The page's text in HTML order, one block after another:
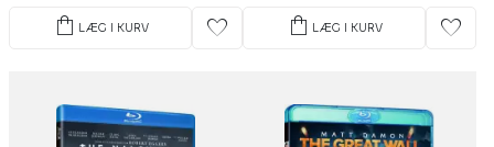
shopping_bag LÆG I KURV favorite shopping_bag LÆG I KURV favorite